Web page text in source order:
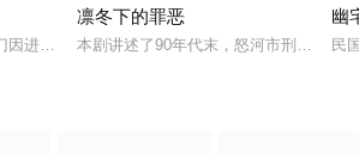
进贡的“十二生肖”离奇流血炸裂，惨遭满门流放
凛冬下的罪恶
本剧讲述了90年代末，怒河市刑侦支队
幽
民